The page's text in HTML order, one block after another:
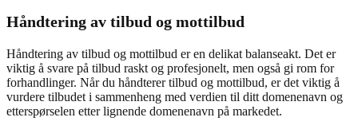
Håndtering av tilbud og mottilbud
Håndtering av tilbud og mottilbud er en delikat balanseakt. Det er
viktig å svare på tilbud raskt og profesjonelt, men også gi rom for
forhandlinger. Når du håndterer tilbud og mottilbud, er det viktig å
vurdere tilbudet i sammenheng med verdien til ditt domenenavn og
etterspørselen etter lignende domenenavn på markedet.